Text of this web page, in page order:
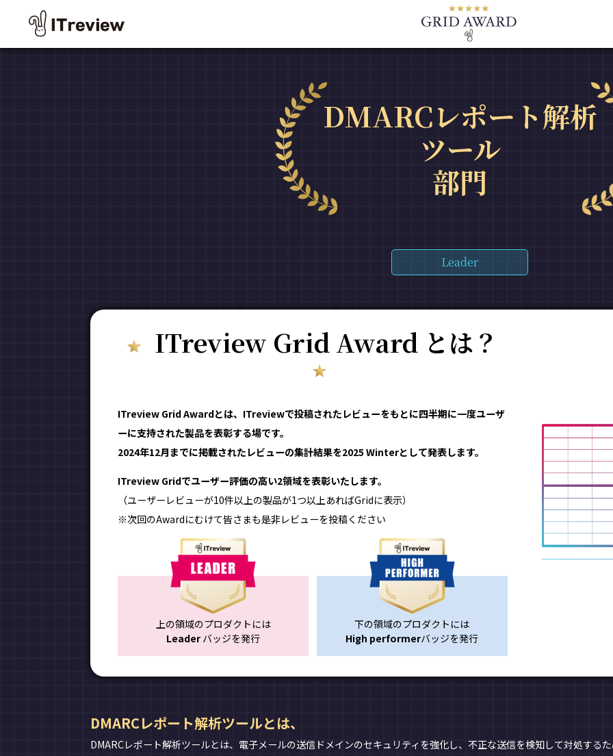
DMARCレポート解析
ツール
部門
Leader
ITreview Grid Award とは？
ITreview Grid Awardとは、ITreviewで投稿されたレビューをもとに四半期に一度ユーザ
ーに支持された製品を表彰する場です。
2024年12月までに掲載されたレビューの集計結果を2025 Winterとして発表します。
ITreview Gridでユーザー評価の高い2領域を表彰いたします。
（ユーザーレビューが10件以上の製品が1つ以上あればGridに表示）
※次回のAwardにむけて皆さまも是非レビューを投稿ください
上の領域のプロダクトには
Leader バッジを発行
下の領域のプロダクトには
High performerバッジを発行
DMARCレポート解析ツールとは、
DMARCレポート解析ツールとは、電子メールの送信ドメインのセキュリティを強化し、不正な送信を検知して対処する